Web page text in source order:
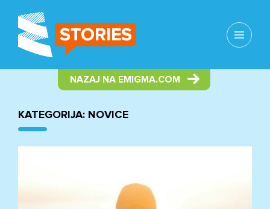
GRADNIKI
NAZAJ NA EMIGMA.COM
KATEGORIJA: NOVICE